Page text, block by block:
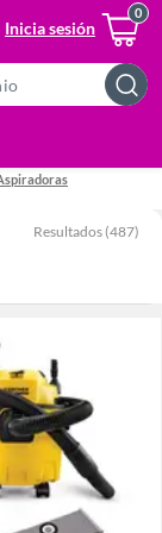
Inicia sesión
Bar
Resultados (487)